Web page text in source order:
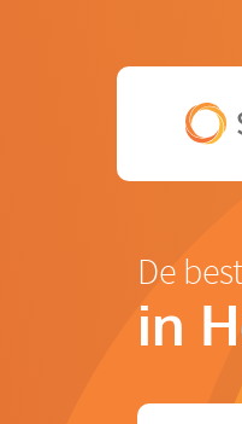
De
in